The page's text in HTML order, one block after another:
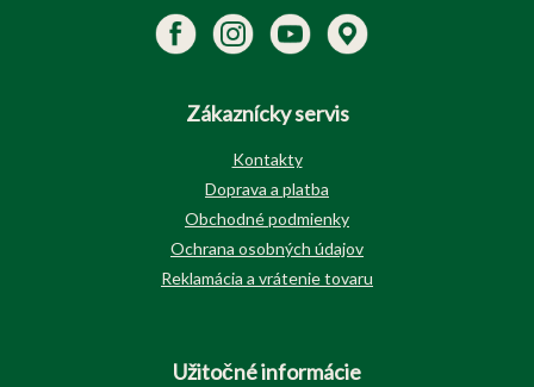
Zákaznícky servis
Kontakty
Doprava a platba
Obchodné podmienky
Ochrana osobných údajov
Reklamácia a vrátenie tovaru
Užitočné informácie